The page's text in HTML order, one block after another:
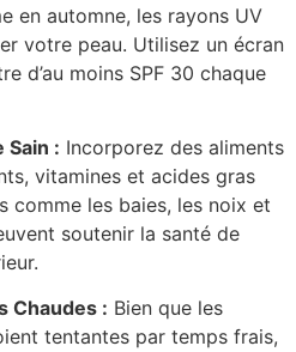
en automne, les rayons UV
votre peau. Utilisez un écran
d’au moins SPF 30 chaque
Sain : Incorporez des aliments
vitamines et acides gras
comme les baies, les noix et
soutenir la santé de
Chaudes : Bien que les
tentantes par temps frais,